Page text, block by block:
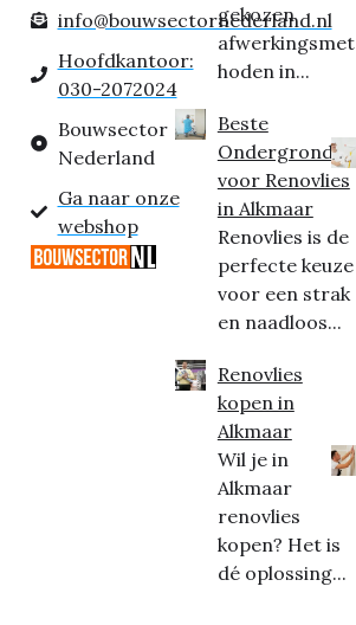
info@bouwsectornederland.nl
Hoofdkantoor:
030-2072024
Bouwsector
Nederland
Ga naar onze
webshop
gekozen
afwerkingsmet
hoden in...
Beste
Ondergrond
voor Renovlies
in Alkmaar
Renovlies is de
perfecte keuze
voor een strak
en naadloos...
Renovlies
kopen in
Alkmaar
Wil je in
Alkmaar
renovlies
kopen? Het is
dé oplossing...